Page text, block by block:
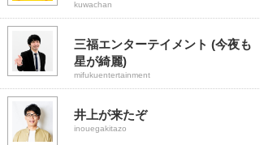
kuwachan
三福エンターテイメント (今夜も
星が綺麗)
mifukuentertainment
井上が来たぞ
inouegakitazo